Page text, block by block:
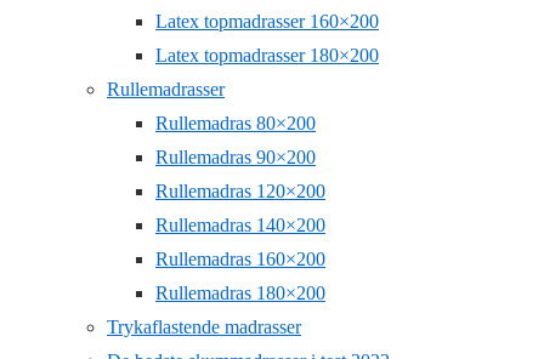
Latex topmadrasser 160×200
Latex topmadrasser 180×200
Rullemadrasser
Rullemadras 80×200
Rullemadras 90×200
Rullemadras 120×200
Rullemadras 140×200
Rullemadras 160×200
Rullemadras 180×200
Trykaflastende madrasser